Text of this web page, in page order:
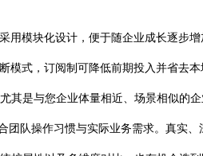
用模块化设计，便于随企业成长逐步
模式，订阅制可降低前期投入并省去本
其是与您企业体量相近、场景相似的
团队操作习惯与实际业务需求。真实